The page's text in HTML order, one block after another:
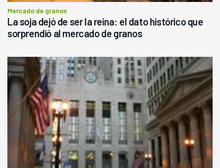
Mercado de granos
La soja dejó de ser la reina: el dato histórico que
sorprendió al mercado de granos